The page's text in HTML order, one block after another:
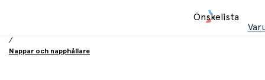
Önskelista
/
Nappar och napphållare